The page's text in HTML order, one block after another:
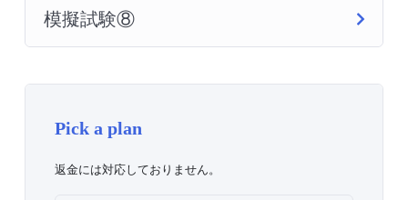
模擬試験⑧
Pick a plan
返金には対応しておりません。